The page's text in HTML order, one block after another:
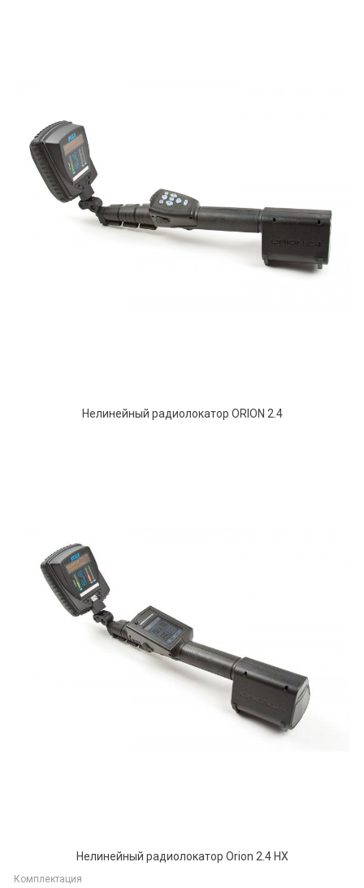
Нелинейный радиолокатор ORION 2.4
Нелинейный радиолокатор Orion 2.4 HX
Комплектация